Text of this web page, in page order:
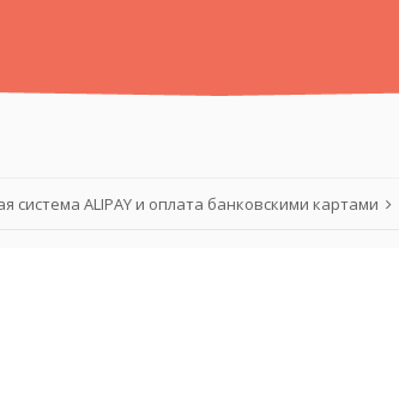
система ALIPAY и оплата банковскими картами